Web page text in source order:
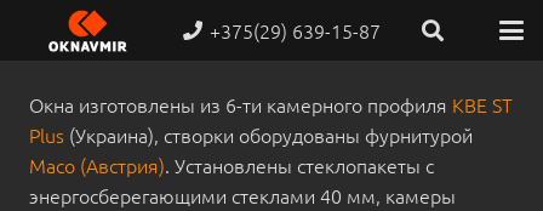
+375(29) 639-15-87
Окна изготовлены из 6-ти камерного профиля KBE ST
Plus (Украина), створки оборудованы фурнитурой
Maco (Австрия). Установлены стеклопакеты с
энергосберегающими стеклами 40 мм, камеры